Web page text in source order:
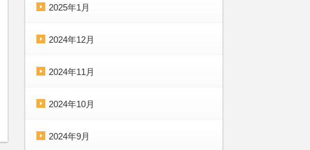
2025年1月
2024年12月
2024年11月
2024年10月
2024年9月